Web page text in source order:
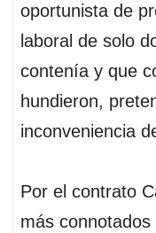
oportunista de
laboral de solo
contenía y que
hundieron,
inconveniencia
Por el contrato
más